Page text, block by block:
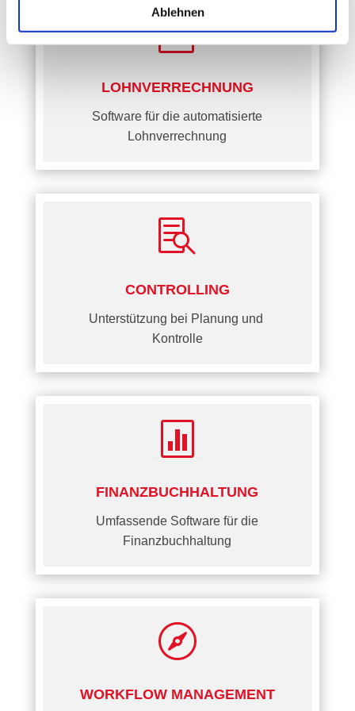
Einstellungen. Hier finden Sie unser Impressum.
Ablehnen

LOHNVERRECHNUNG
Software für die automatisierte
Lohnverrechnung

CONTROLLING
Unterstützung bei Planung und
Kontrolle

FINANZBUCHHALTUNG
Umfassende Software für die
Finanzbuchhaltung

WORKFLOW MANAGEMENT